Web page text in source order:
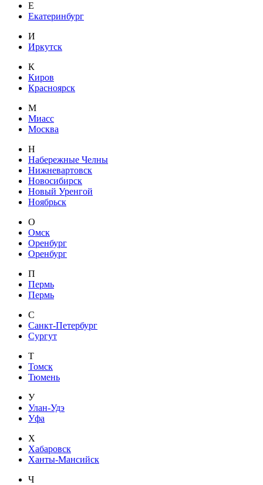
Е
Екатеринбург
И
Иркутск
К
Киров
Красноярск
М
Миасс
Москва
Н
Набережные Челны
Нижневартовск
Новосибирск
Новый Уренгой
Ноябрьск
О
Омск
Оренбург
Оренбург
П
Пермь
Пермь
С
Санкт-Петербург
Сургут
Т
Томск
Тюмень
У
Улан-Удэ
Уфа
Х
Хабаровск
Ханты-Мансийск
Ч